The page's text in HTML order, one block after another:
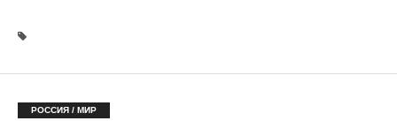
РОССИЯ / МИР